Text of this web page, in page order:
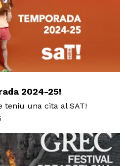
2024-25!
teniu una cita al SAT!